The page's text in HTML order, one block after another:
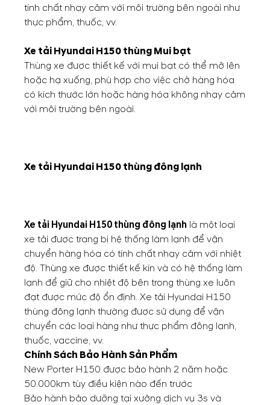
tính chất nhạy cảm với môi trường bên ngoài như
thực phẩm, thuốc, vv.
Xe tải Hyundai H150 thùng Mui bạt
Thùng xe được thiết kế với mui bạt có thể mở lên
hoặc hạ xuống, phù hợp cho việc chở hàng hóa
có kích thước lớn hoặc hàng hóa không nhạy cảm
với môi trường bên ngoài.
Xe tải Hyundai H150 thùng đông lạnh
Xe tải Hyundai H150 thùng đông lạnh là một loại
xe tải được trang bị hệ thống làm lạnh để vận
chuyển hàng hóa có tính chất nhạy cảm với nhiệt
độ. Thùng xe được thiết kế kín và có hệ thống làm
lạnh để giữ cho nhiệt độ bên trong thùng xe luôn
đạt được mức độ ổn định. Xe tải Hyundai H150
thùng đông lạnh thường được sử dụng để vận
chuyển các loại hàng như thực phẩm đông lạnh,
thuốc, vaccine, vv.
Chính Sách Bảo Hành Sản Phẩm
New Porter H150 được bảo hành 2 năm hoặc
50.000km tùy điều kiện nào đến trước
Bảo hành bảo dưỡng tại xưởng dịch vụ 3s và